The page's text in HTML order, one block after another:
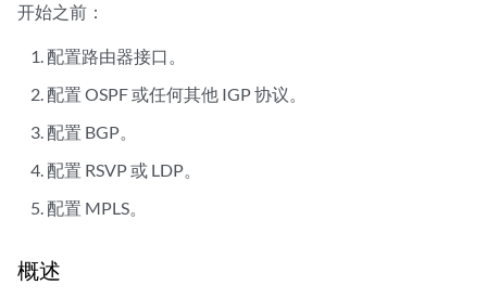
开始之前：
配置路由器接口。
配置 OSPF 或任何其他 IGP 协议。
配置 BGP。
配置 RSVP 或 LDP。
配置 MPLS。
概述